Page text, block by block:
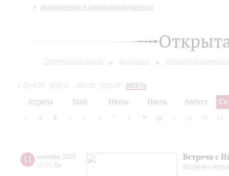
Инклюзивные и специальные проекты
Творческие встречи Выставки Издания
2019/20 2020/21 2021/22 2022/23
2023/24
Апрель Май Июнь Июль Август
2 3 4 5 6 7 8 9 10 12 13 14
11 октября 2023
19:00 Ср
Встреча с
Встречи с